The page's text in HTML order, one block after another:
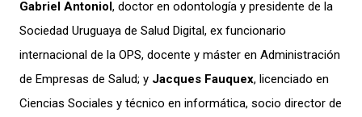
Gabriel Antoniol, doctor en odontología y presidente de la
Sociedad Uruguaya de Salud Digital, ex funcionario
internacional de la OPS, docente y máster en Administración
de Empresas de Salud; y Jacques Fauquex, licenciado en
Ciencias Sociales y técnico en informática, socio director de